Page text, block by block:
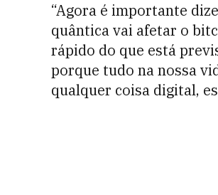
“Agora é importante
quântica vai afetar o
rápido do que está
porque tudo na nossa
qualquer coisa digital,